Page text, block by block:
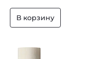
В корзину